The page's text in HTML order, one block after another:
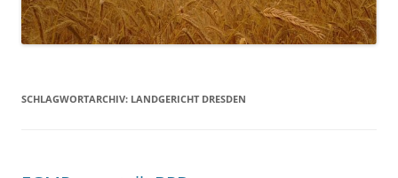
SCHLAGWORTARCHIV: LANDGERICHT DRESDEN